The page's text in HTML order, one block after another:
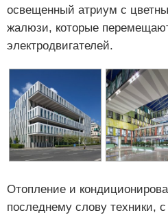
освещенный атриум с
жалюзи, которые
электродвигателей.
Отопление и
последнему слову техники,